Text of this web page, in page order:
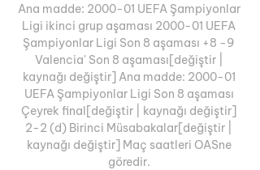
Ana madde: 2000-01 UEFA Şampiyonlar
Ligi ikinci grup aşaması 2000-01 UEFA
Şampiyonlar Ligi Son 8 aşaması +8 -9
Valencia' Son 8 aşaması[değiştir |
kaynağı değiştir] Ana madde: 2000-01
UEFA Şampiyonlar Ligi Son 8 aşaması
Çeyrek final[değiştir | kaynağı değiştir]
2-2 (d) Birinci Müsabakalar[değiştir |
kaynağı değiştir] Maç saatleri OASne
göredir.